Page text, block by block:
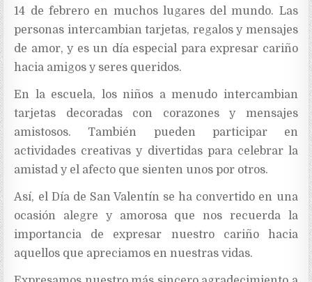
14 de febrero en muchos lugares del mundo. Las
personas intercambian tarjetas, regalos y mensajes
de amor, y es un día especial para expresar cariño
hacia amigos y seres queridos.
En la escuela, los niños a menudo intercambian
tarjetas decoradas con corazones y mensajes
amistosos. También pueden participar en
actividades creativas y divertidas para celebrar la
amistad y el afecto que sienten unos por otros.
Así, el Día de San Valentín se ha convertido en una
ocasión alegre y amorosa que nos recuerda la
importancia de expresar nuestro cariño hacia
aquellos que apreciamos en nuestras vidas.